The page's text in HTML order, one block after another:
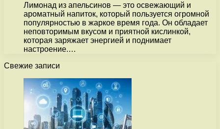
Лимонад из апельсинов — это освежающий и
ароматный напиток, который пользуется огромной
популярностью в жаркое время года. Он обладает
неповторимым вкусом и приятной кислинкой,
которая заряжает энергией и поднимает
настроение.…
Свежие записи